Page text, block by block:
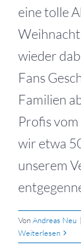
eine tolle
wieder
Fans
Familien
Profis
wir etwa
unserem
VonAndreas Neu |
Weiterlesen